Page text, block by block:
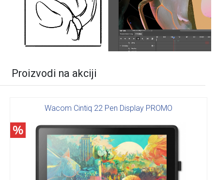
Proizvodi na akciji
Wacom Cintiq 22 Pen Display PROMO